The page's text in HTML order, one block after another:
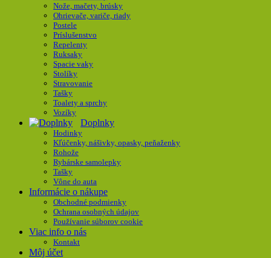
Nože, mačety, brúsky
Ohrievače, variče, riady
Postele
Príslušenstvo
Repelenty
Ruksaky
Spacie vaky
Stolíky
Stravovanie
Tašky
Toalety a sprchy
Vozíky
Doplnky
Hodinky
Kľúčenky, nášivky, opasky, peňaženky
Rohože
Rybárske samolepky
Tašky
Vône do auta
Informácie o nákupe
Obchodné podmienky
Ochrana osobných údajov
Používanie súborov cookie
Viac info o nás
Kontakt
Môj účet